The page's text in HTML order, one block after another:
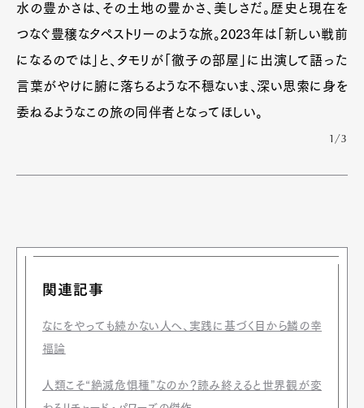
水の豊かさは、その土地の豊かさ、美しさだ。歴史と現在を
つなぐ豊穣なタペストリーのような旅。2023年は「新しい戦前
になるのでは」と、タモリが「徹子の部屋」に出演して語った
言葉がやけに腑に落ちるような不穏ないま、深い思索に身を
委ねるようなこの旅の同伴者となってほしい。
1/3
関連記事
なにをやっても続かない人へ、実践に基づく目から鱗の幸
福論
人類こそ“絶滅危惧種”なのか？読み終えると世界観が変